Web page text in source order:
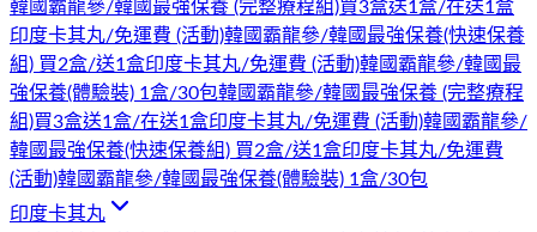
韓國霸龍參/韓國最強保養 (完整療程組)買3盒送1盒/在送1盒
印度卡其丸/免運費 (活動)韓國霸龍參/韓國最強保養(快速保養
組) 買2盒/送1盒印度卡其丸/免運費 (活動)韓國霸龍參/韓國最
強保養(體驗裝) 1盒/30包韓國霸龍參/韓國最強保養 (完整療程
組)買3盒送1盒/在送1盒印度卡其丸/免運費 (活動)韓國霸龍參/
韓國最強保養(快速保養組) 買2盒/送1盒印度卡其丸/免運費
(活動)韓國霸龍參/韓國最強保養(體驗裝) 1盒/30包
印度卡其丸